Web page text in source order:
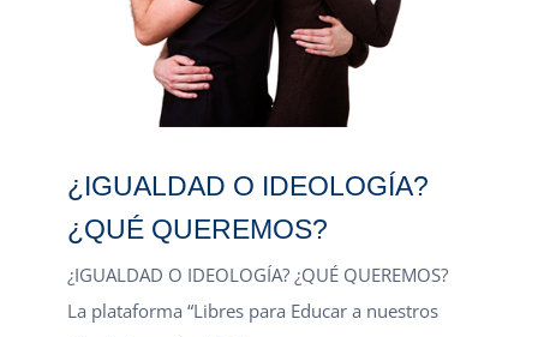
¿IGUALDAD O IDEOLOGÍA?
¿QUÉ QUEREMOS?
¿IGUALDAD O IDEOLOGÍA? ¿QUÉ QUEREMOS?
La plataforma “Libres para Educar a nuestros